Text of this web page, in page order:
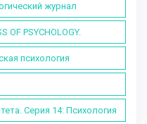
журнал
OF PSYCHOLOGY.
психология
Серия 14: Психология